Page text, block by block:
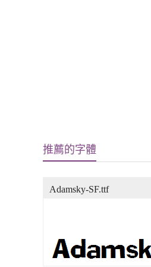
推薦的字體
Adamsky-SF.ttf